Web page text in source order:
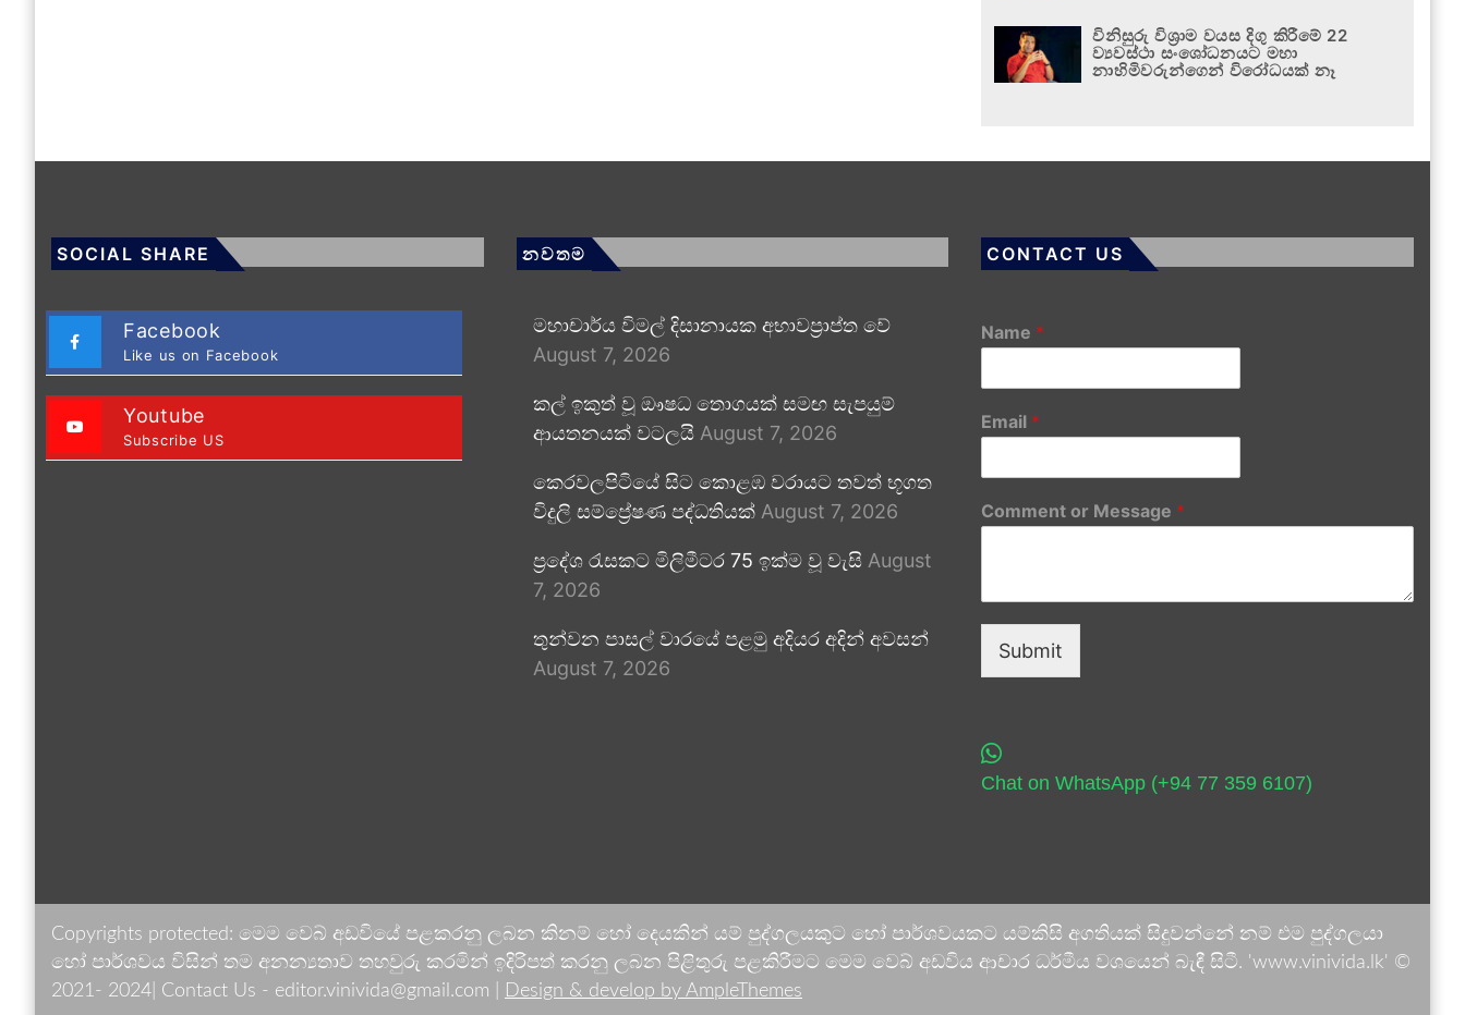
විනිසුරු විශ්‍රාම වයස දිගු කිරීමේ 22
ව්‍යවස්ථා සංශෝධනයට මහා
නාහිමිවරුන්ගෙන් විරෝධයක් නෑ
SOCIAL SHARE
Facebook
Like us on Facebook
Youtube
Subscribe US
නවතම
මහාචාර්ය විමල් දිසානායක අභාවප්‍රාප්ත වේ
August 7, 2026
කල් ඉකුත් වූ ඖෂධ තොගයක් සමඟ සැපයුම්
ආයතනයක් වටලයි August 7, 2026
කෙරවලපිටියේ සිට කොළඹ වරායට තවත් භූගත
විදුලි සම්ප්‍රේෂණ පද්ධතියක් August 7, 2026
ප්‍රදේශ රැසකට මිලිමීටර 75 ඉක්ම වූ වැසි August
7, 2026
තුන්වන පාසල් වාරයේ පළමු අදියර අදින් අවසන්
August 7, 2026
CONTACT US
Name *
Email *
Comment or Message *
Submit
Chat on WhatsApp (+94 77 359 6107)
Copyrights protected: මෙම වෙබ් අඩවියේ පළකරනු ලබන කිනම් හෝ දෙයකින් යම් පුද්ගලයකුට හෝ පාර්ශවයකට යම්කිසි අගතියක් සිදුවන්නේ නම් එම පුද්ගලයා
හෝ පාර්ශවය විසින් තම අනන්‍යතාව තහවුරු කරමින් ඉදිරිපත් කරනු ලබන පිළිතුරු පළකිරීමට මෙම වෙබ් අඩවිය ආචාර ධර්මීය වශයෙන් බැඳී සිටී. 'www.vinivida.lk' ©
2021- 2024| Contact Us - editor.vinivida@gmail.com |
Design & develop by AmpleThemes